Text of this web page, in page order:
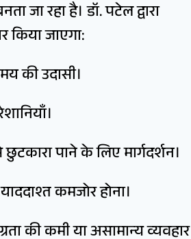
रहा है। डॉ. पटेल द्वारा
किया जाएगा:
की उदासी।
पाने के लिए मार्गदर्शन।
कमजोर होना।
की कमी या असामान्य व्यवहार